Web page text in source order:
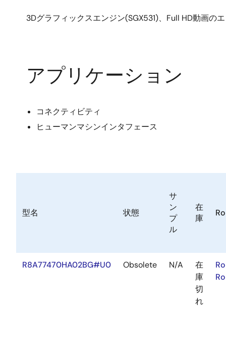
3Dグラフィックスエンジン(SGX531)、Full HD動画の
アプリケーション
コネクティビティ
ヒューマンマシンインタフェース
型名 状態
サ
ン
プ
ル
在
庫
R8A77470HA02BG#U0 Obsolete N/A
在
庫
切
れ